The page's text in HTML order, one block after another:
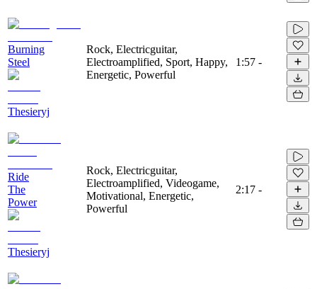
Burning
Steel
Thesieryj
Rock, Electricguitar,
Electroamplified, Sport, Happy,
Energetic, Powerful
1:57 -
Ride
The
Power
Thesieryj
Rock, Electricguitar,
Electroamplified, Videogame,
Motivational, Energetic,
Powerful
2:17 -